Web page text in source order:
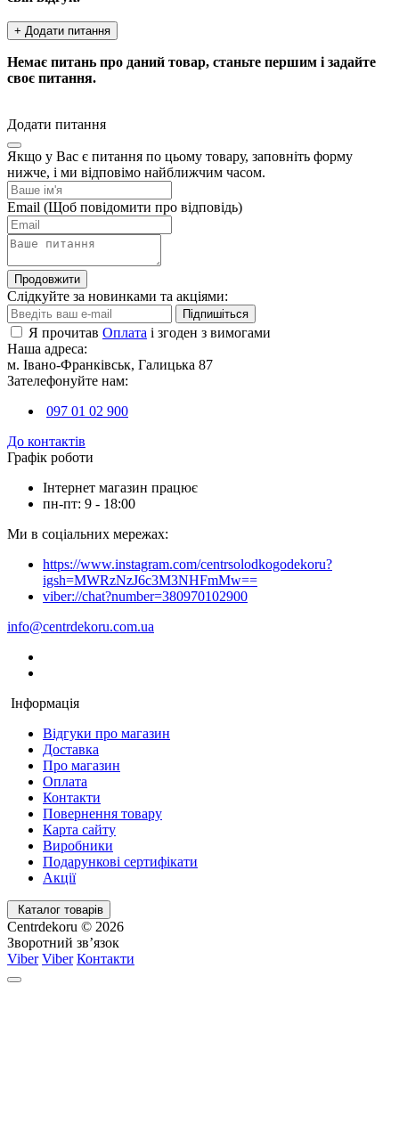
+ Додати питання
Немає питань про даний товар, станьте першим і задайте
своє питання.
Додати питання
Якщо у Вас є питання по цьому товару, заповніть форму
нижче, і ми відповімо найближчим часом.
Email (Щоб повідомити про відповідь)
Продовжити
Слідкуйте за новинками та акціями:
Підпишіться
Я прочитав Оплата і згоден з вимогами
Наша адреса:
м. Івано-Франківськ, Галицька 87
Зателефонуйте нам:
097 01 02 900
До контактів
Графік роботи
Інтернет магазин працює
пн-пт: 9 - 18:00
Ми в соціальних мережах:
https://www.instagram.com/centrsolodkogodekoru?
igsh=MWRzNzJ6c3M3NHFmMw==
viber://chat?number=380970102900
info@centrdekoru.com.ua
Інформація
Відгуки про магазин
Доставка
Про магазин
Оплата
Контакти
Повернення товару
Карта сайту
Виробники
Подарункові сертифікати
Акції
Каталог товарів
Centrdekoru © 2026
Зворотний зв’язок
Viber Viber Контакти